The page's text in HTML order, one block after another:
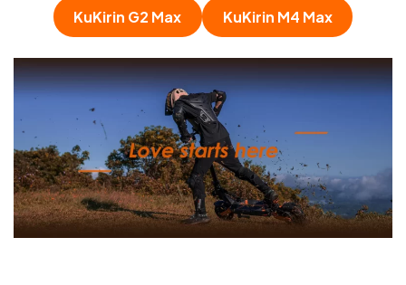
KuKirin G2 Max KuKirin M4 Max